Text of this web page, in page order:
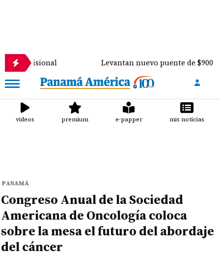
Levantan nuevo puente de $900 mil sobre
videos premium e-papper mis noticias
PANAMÁ
Congreso Anual de la Sociedad
Americana de Oncología coloca
sobre la mesa el futuro del abordaje
del cáncer